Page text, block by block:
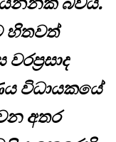
හිතවත්
විධායකයේ
අතර